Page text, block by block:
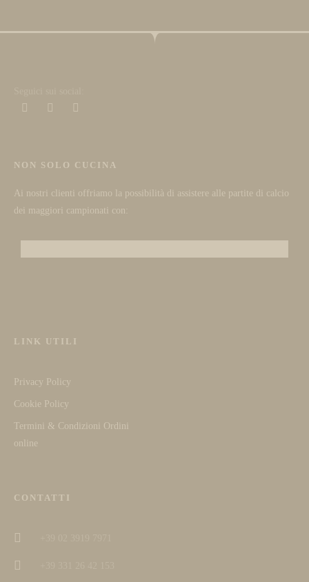
NON SOLO CUCINA
Ai nostri clienti offriamo la possibilità di assistere alle partite di calcio
dei maggiori campionati con:
LINK UTILI
Privacy Policy
Cookie Policy
Termini & Condizioni Ordini
online
CONTATTI